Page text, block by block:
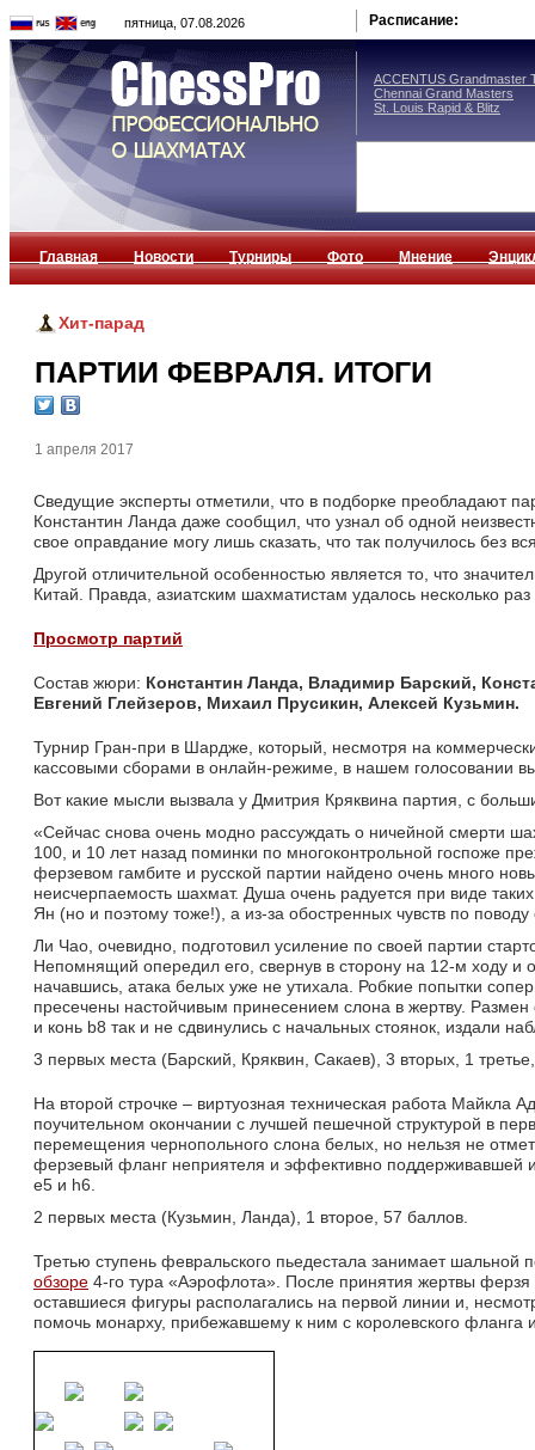
пятница, 07.08.2026 Расписание:
ACCENTUS Grandmaster
Chennai Grand Masters
St. Louis Rapid & Blitz
Главная Новости Турниры Фото Мнение
Хит-парад
ПАРТИИ ФЕВРАЛЯ. ИТОГИ
1 апреля 2017
Сведущие эксперты отметили, что в подборке преобладают
Константин Ланда даже сообщил, что узнал об одной
свое оправдание могу лишь сказать, что так получилось без
Другой отличительной особенностью является то, что
Китай. Правда, азиатским шахматистам удалось несколько
Просмотр партий
Состав жюри: Константин Ланда, Владимир Барский,
Евгений Глейзеров, Михаил Прусикин, Алексей Кузьмин.
Турнир Гран-при в Шардже, который, несмотря на
кассовыми сборами в онлайн-режиме, в нашем голосовании
Вот какие мысли вызвала у Дмитрия Кряквина партия, с
«Сейчас снова очень модно рассуждать о ничейной смерти
100, и 10 лет назад поминки по многоконтрольной госпоже
ферзевом гамбите и русской партии найдено очень много
неисчерпаемость шахмат. Душа очень радуется при виде
Ян (но и поэтому тоже!), а из-за обостренных чувств по
Ли Чао, очевидно, подготовил усиление по своей партии
Непомнящий опередил его, свернув в сторону на 12-м ходу
начавшись, атака белых уже не утихала. Робкие попытки
пресечены настойчивым принесением слона в жертву.
и конь b8 так и не сдвинулись с начальных стоянок, издали
3 первых места (Барский, Кряквин, Сакаев), 3 вторых, 1
На второй строчке – виртуозная техническая работа
поучительном окончании с лучшей пешечной структурой в
перемещения чернопольного слона белых, но нельзя не
ферзевый фланг неприятеля и эффективно поддерживавшей
е5 и h6.
2 первых места (Кузьмин, Ланда), 1 второе, 57 баллов.
Третью ступень февральского пьедестала занимает
обзоре 4-го тура «Аэрофлота». После принятия жертвы
оставшиеся фигуры располагались на первой линии и,
помочь монарху, прибежавшему к ним с королевского фланга